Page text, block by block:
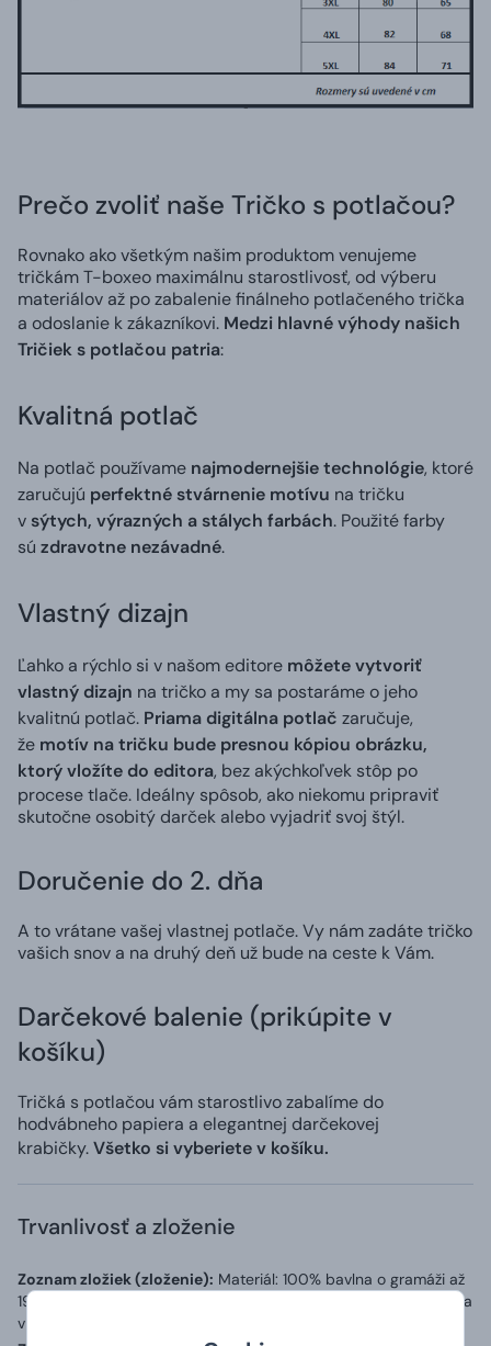
Prečo zvoliť naše Tričko s potlačou?
Rovnako ako všetkým našim produktom venujeme
tričkám T-boxeo maximálnu starostlivosť, od výberu
materiálov až po zabalenie finálneho potlačeného trička
a odoslanie k zákazníkovi. Medzi hlavné výhody našich
Tričiek s potlačou patria:
Kvalitná potlač
Na potlač používame najmodernejšie technológie, ktoré
zaručujú perfektné stvárnenie motívu na tričku
v sýtych, výrazných a stálych farbách. Použité farby
sú zdravotne nezávadné.
Vlastný dizajn
Ľahko a rýchlo si v našom editore môžete vytvoriť
vlastný dizajn na tričko a my sa postaráme o jeho
kvalitnú potlač. Priama digitálna potlač zaručuje,
že motív na tričku bude presnou kópiou obrázku,
ktorý vložíte do editora, bez akýchkoľvek stôp po
procese tlače. Ideálny spôsob, ako niekomu pripraviť
skutočne osobitý darček alebo vyjadriť svoj štýl.
Doručenie do 2. dňa
A to vrátane vašej vlastnej potlače. Vy nám zadáte tričko
vašich snov a na druhý deň už bude na ceste k Vám.
Darčekové balenie (prikúpite v
košíku)
Tričká s potlačou vám starostlivo zabalíme do
hodvábneho papiera a elegantnej darčekovej
krabičky.Všetko si vyberiete v košíku.
Trvanlivosť a zloženie
Zoznam zložiek (zloženie): Materiál: 100% bavlna o gramáži až
190 g/m2, přídavek 5 % elastanu v průkrčníku a zpevňující páska
v ramenou.